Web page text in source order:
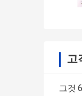
고
그것